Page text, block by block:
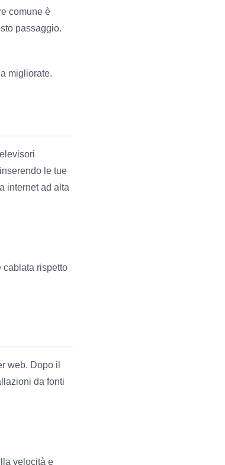
comune è
passaggio.
migliorate.
le tue
internet ad alta
cablata rispetto
web. Dopo il
da fonti
velocità e